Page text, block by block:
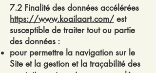
7.2 Finalité des données accélérées
https://www.koailaart.com/ est
susceptible de traiter tout ou partie
des données :
pour permettre la navigation sur le
Site et la gestion et la traçabilité des